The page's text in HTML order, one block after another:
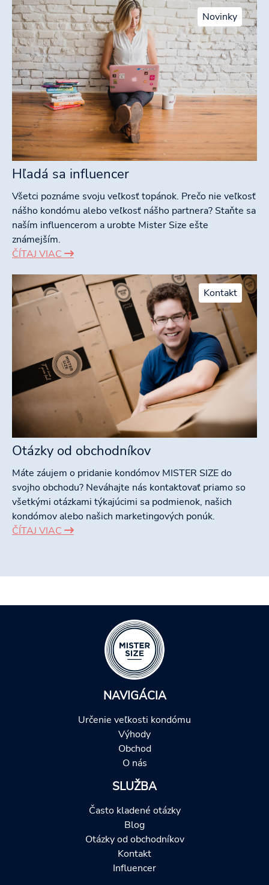
Novinky
Hľadá sa influencer
Všetci poznáme svoju veľkosť topánok. Prečo nie veľkosť
nášho kondómu alebo veľkosť nášho partnera? Staňte sa
naším influencerom a urobte Mister Size ešte
známejším.
ČÍTAJ VIAC
Kontakt
Otázky od obchodníkov
Máte záujem o pridanie kondómov MISTER SIZE do
svojho obchodu? Neváhajte nás kontaktovať priamo so
všetkými otázkami týkajúcimi sa podmienok, našich
kondómov alebo našich marketingových ponúk.
ČÍTAJ VIAC
NAVIGÁCIA
Určenie veľkosti kondómu
Výhody
Obchod
O nás
SLUŽBA
Často kladené otázky
Blog
Otázky od obchodníkov
Kontakt
Influencer